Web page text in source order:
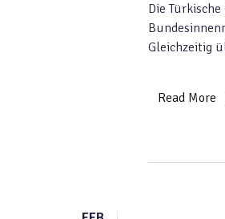
Die
Gleichzeitig
Read More